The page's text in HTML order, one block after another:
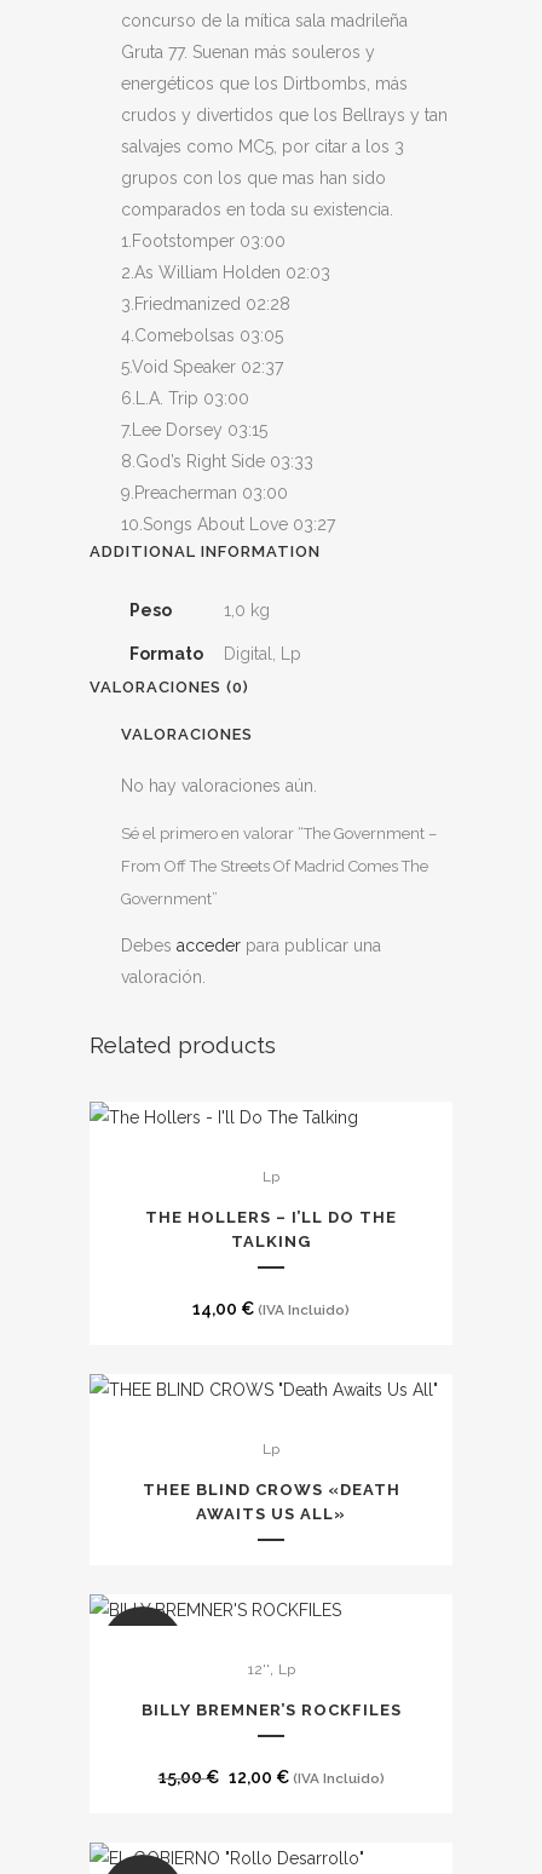
concurso de la mítica sala madrileña
Gruta 77. Suenan más souleros y
energéticos que los Dirtbombs, más
crudos y divertidos que los Bellrays y tan
salvajes como MC5, por citar a los 3
grupos con los que mas han sido
comparados en toda su existencia.
1.Footstomper 03:00
2.As William Holden 02:03
3.Friedmanized 02:28
4.Comebolsas 03:05
5.Void Speaker 02:37
6.L.A. Trip 03:00
7.Lee Dorsey 03:15
8.God’s Right Side 03:33
9.Preacherman 03:00
10.Songs About Love 03:27
ADDITIONAL INFORMATION
Peso 1,0 kg
Formato Digital, Lp
VALORACIONES (0)
VALORACIONES
No hay valoraciones aún.
Sé el primero en valorar “The Government –
From Off The Streets Of Madrid Comes The
Government”
Debes acceder para publicar una
valoración.
Related products
Lp
THE HOLLERS – I’LL DO THE
TALKING
14,00 € (IVA Incluido)
opciones
producto
Lp
THEE BLIND CROWS «DEATH
AWAITS US ALL»
12'' Lp
BILLY BREMNER’S ROCKFILES
15,00€ El
12,00 €El(IVA Incluido)